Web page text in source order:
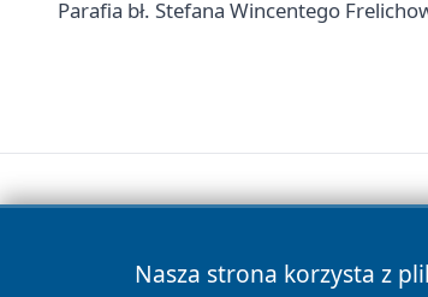
Parafia bł. Stefana Wincentego
Nasza strona korzysta z